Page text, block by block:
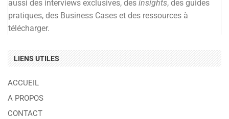
aussi des interviews exclusives, des insights, des guides
pratiques, des Business Cases et des ressources à
télécharger.
LIENS UTILES
ACCUEIL
A PROPOS
CONTACT